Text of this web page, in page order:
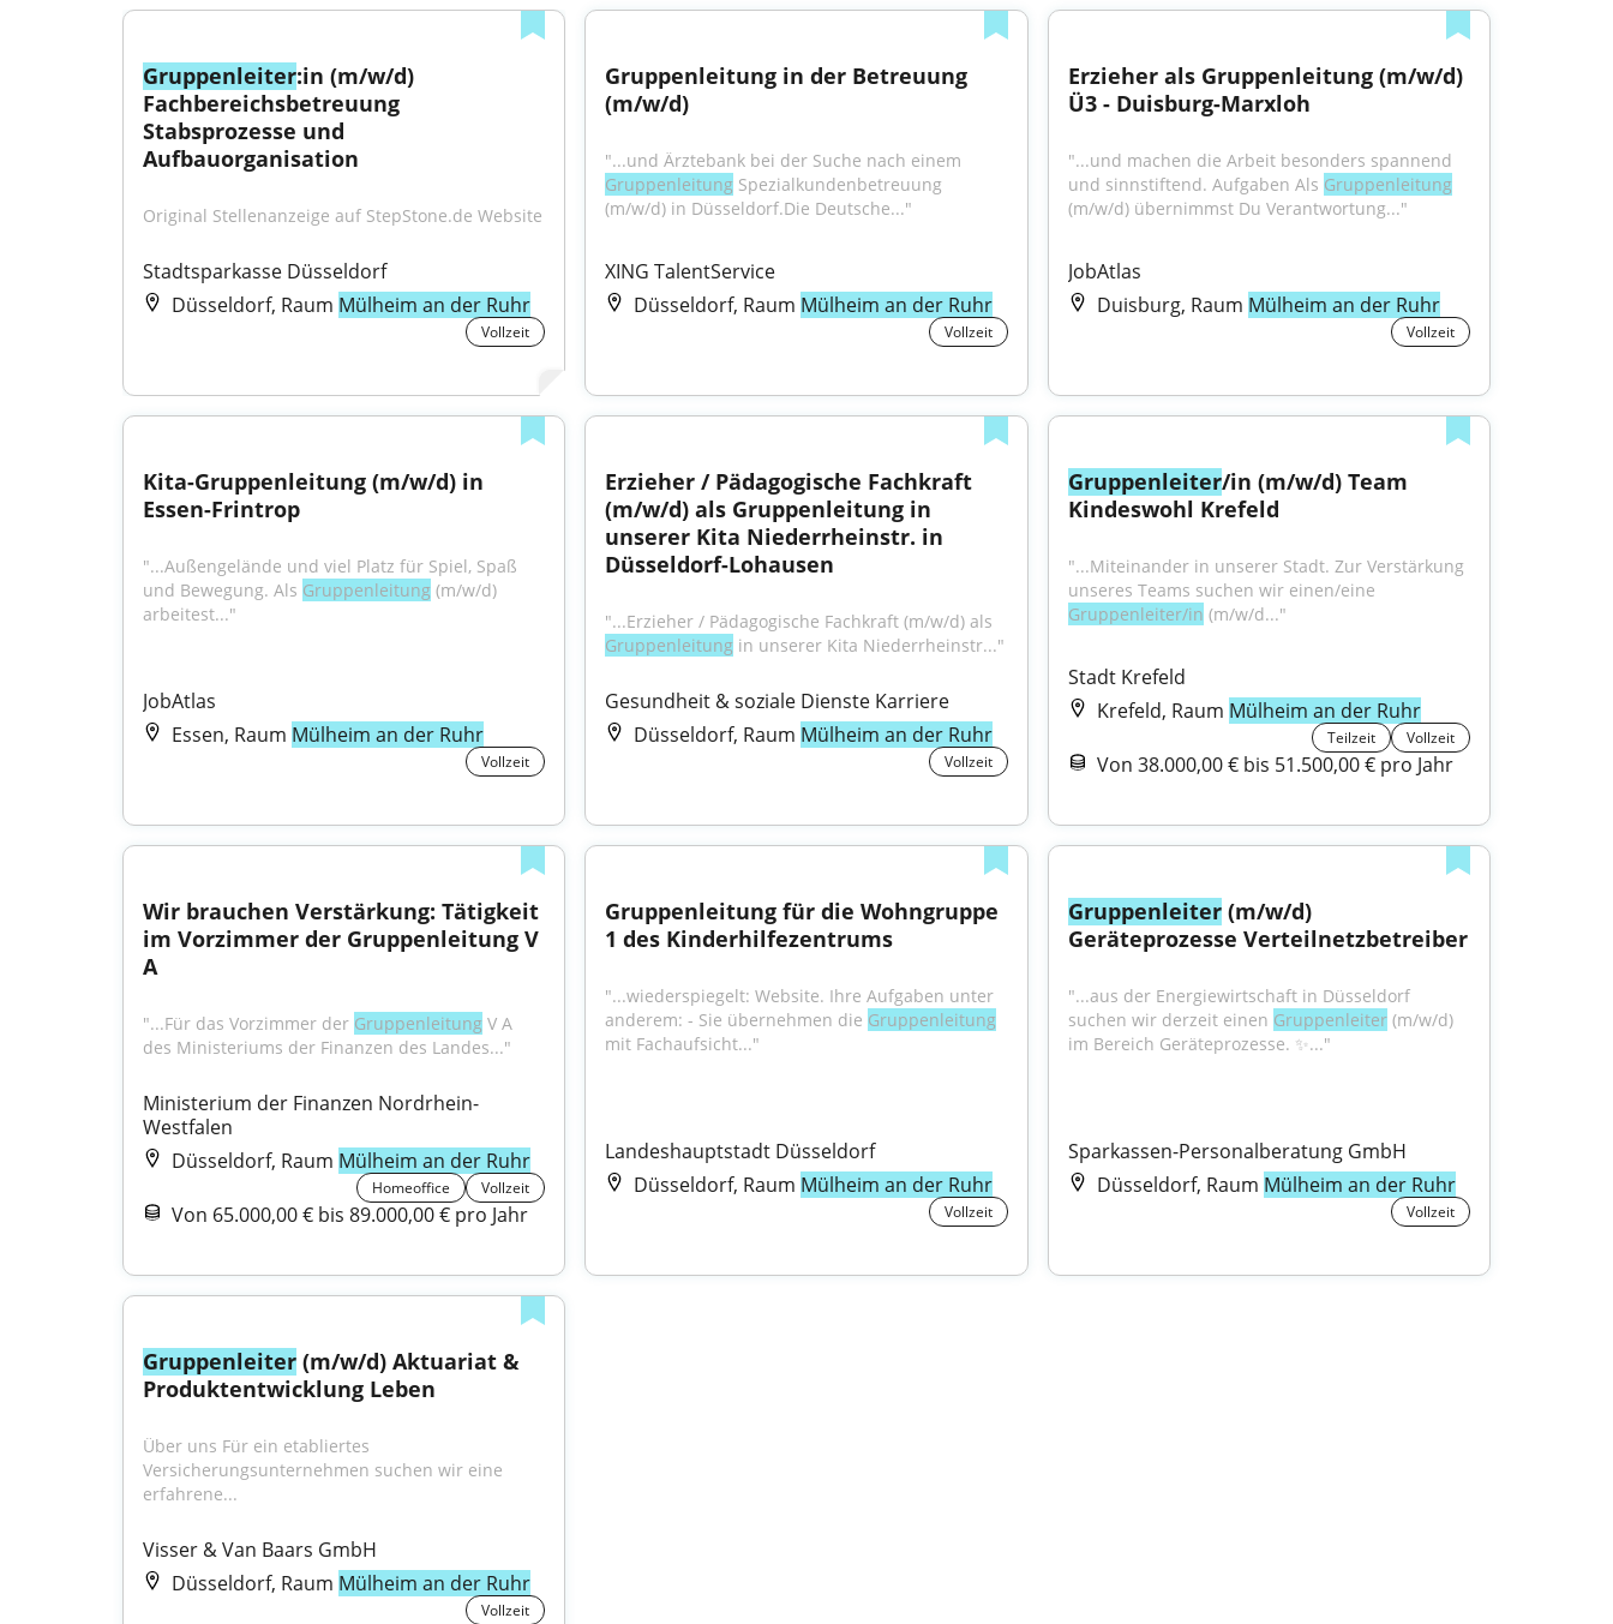
Gruppenleiter:in (m/w/d)
Fachbereichsbetreuung
Stabsprozesse und
Aufbauorganisation
Original Stellenanzeige auf StepStone.de Website
Stadtsparkasse Düsseldorf
Düsseldorf, Raum Mülheim an der Ruhr
Vollzeit
Gruppenleitung in der Betreuung
(m/w/d)
Gruppenleitung Spezialkundenbetreuung
(m/w/d) in Düsseldorf.Die Deutsche..."
XING TalentService
Düsseldorf, Raum Mülheim an der Ruhr
Vollzeit
Erzieher als Gruppenleitung (m/w/d)
Ü3 - Duisburg-Marxloh
"...und machen die Arbeit besonders spannend
und sinnstiftend. Aufgaben Als Gruppenleitung
(m/w/d) übernimmst Du Verantwortung..."
JobAtlas
Duisburg, Raum Mülheim an der Ruhr
Vollzeit
Kita-Gruppenleitung (m/w/d) in
Essen-Frintrop
"...Außengelände und viel Platz für Spiel, Spaß
und Bewegung. Als Gruppenleitung (m/w/d)
arbeitest..."
JobAtlas
Essen, Raum Mülheim an der Ruhr
Vollzeit
Erzieher / Pädagogische Fachkraft
(m/w/d) als Gruppenleitung in
unserer Kita Niederrheinstr. in
Düsseldorf-Lohausen
Gruppenleitung in unserer Kita Niederrheinstr..."
Gesundheit & soziale Dienste Karriere
Düsseldorf, Raum Mülheim an der Ruhr
Vollzeit
Gruppenleiter/in (m/w/d) Team
Kindeswohl Krefeld
"...Miteinander in unserer Stadt. Zur Verstärkung
Gruppenleiter/in (m/w/d..."
Stadt Krefeld
Krefeld, Raum Mülheim an der Ruhr
Teilzeit Vollzeit
Von 38.000,00 € bis 51.500,00 € pro Jahr
Wir brauchen Verstärkung: Tätigkeit
im Vorzimmer der Gruppenleitung V
A
"...Für das Vorzimmer der Gruppenleitung V A
des Ministeriums der Finanzen des Landes..."
Ministerium der Finanzen Nordrhein-
Westfalen
Düsseldorf, Raum Mülheim an der Ruhr
Homeoffice Vollzeit
Von 65.000,00 € bis 89.000,00 € pro Jahr
Gruppenleitung für die Wohngruppe
1 des Kinderhilfezentrums
"...wiederspiegelt: Website. Ihre Aufgaben unter
anderem: - Sie übernehmen die Gruppenleitung
mit Fachaufsicht..."
Landeshauptstadt Düsseldorf
Düsseldorf, Raum Mülheim an der Ruhr
Vollzeit
Gruppenleiter (m/w/d)
Geräteprozesse Verteilnetzbetreiber
"...aus der Energiewirtschaft in Düsseldorf
suchen wir derzeit einen Gruppenleiter (m/w/d)
im Bereich Geräteprozesse. ✨..."
Sparkassen-Personalberatung GmbH
Düsseldorf, Raum Mülheim an der Ruhr
Vollzeit
Gruppenleiter (m/w/d) Aktuariat &
Produktentwicklung Leben
Über uns Für ein etabliertes
Versicherungsunternehmen suchen wir eine
erfahrene...
Visser & Van Baars GmbH
Düsseldorf, Raum Mülheim an der Ruhr
Vollzeit